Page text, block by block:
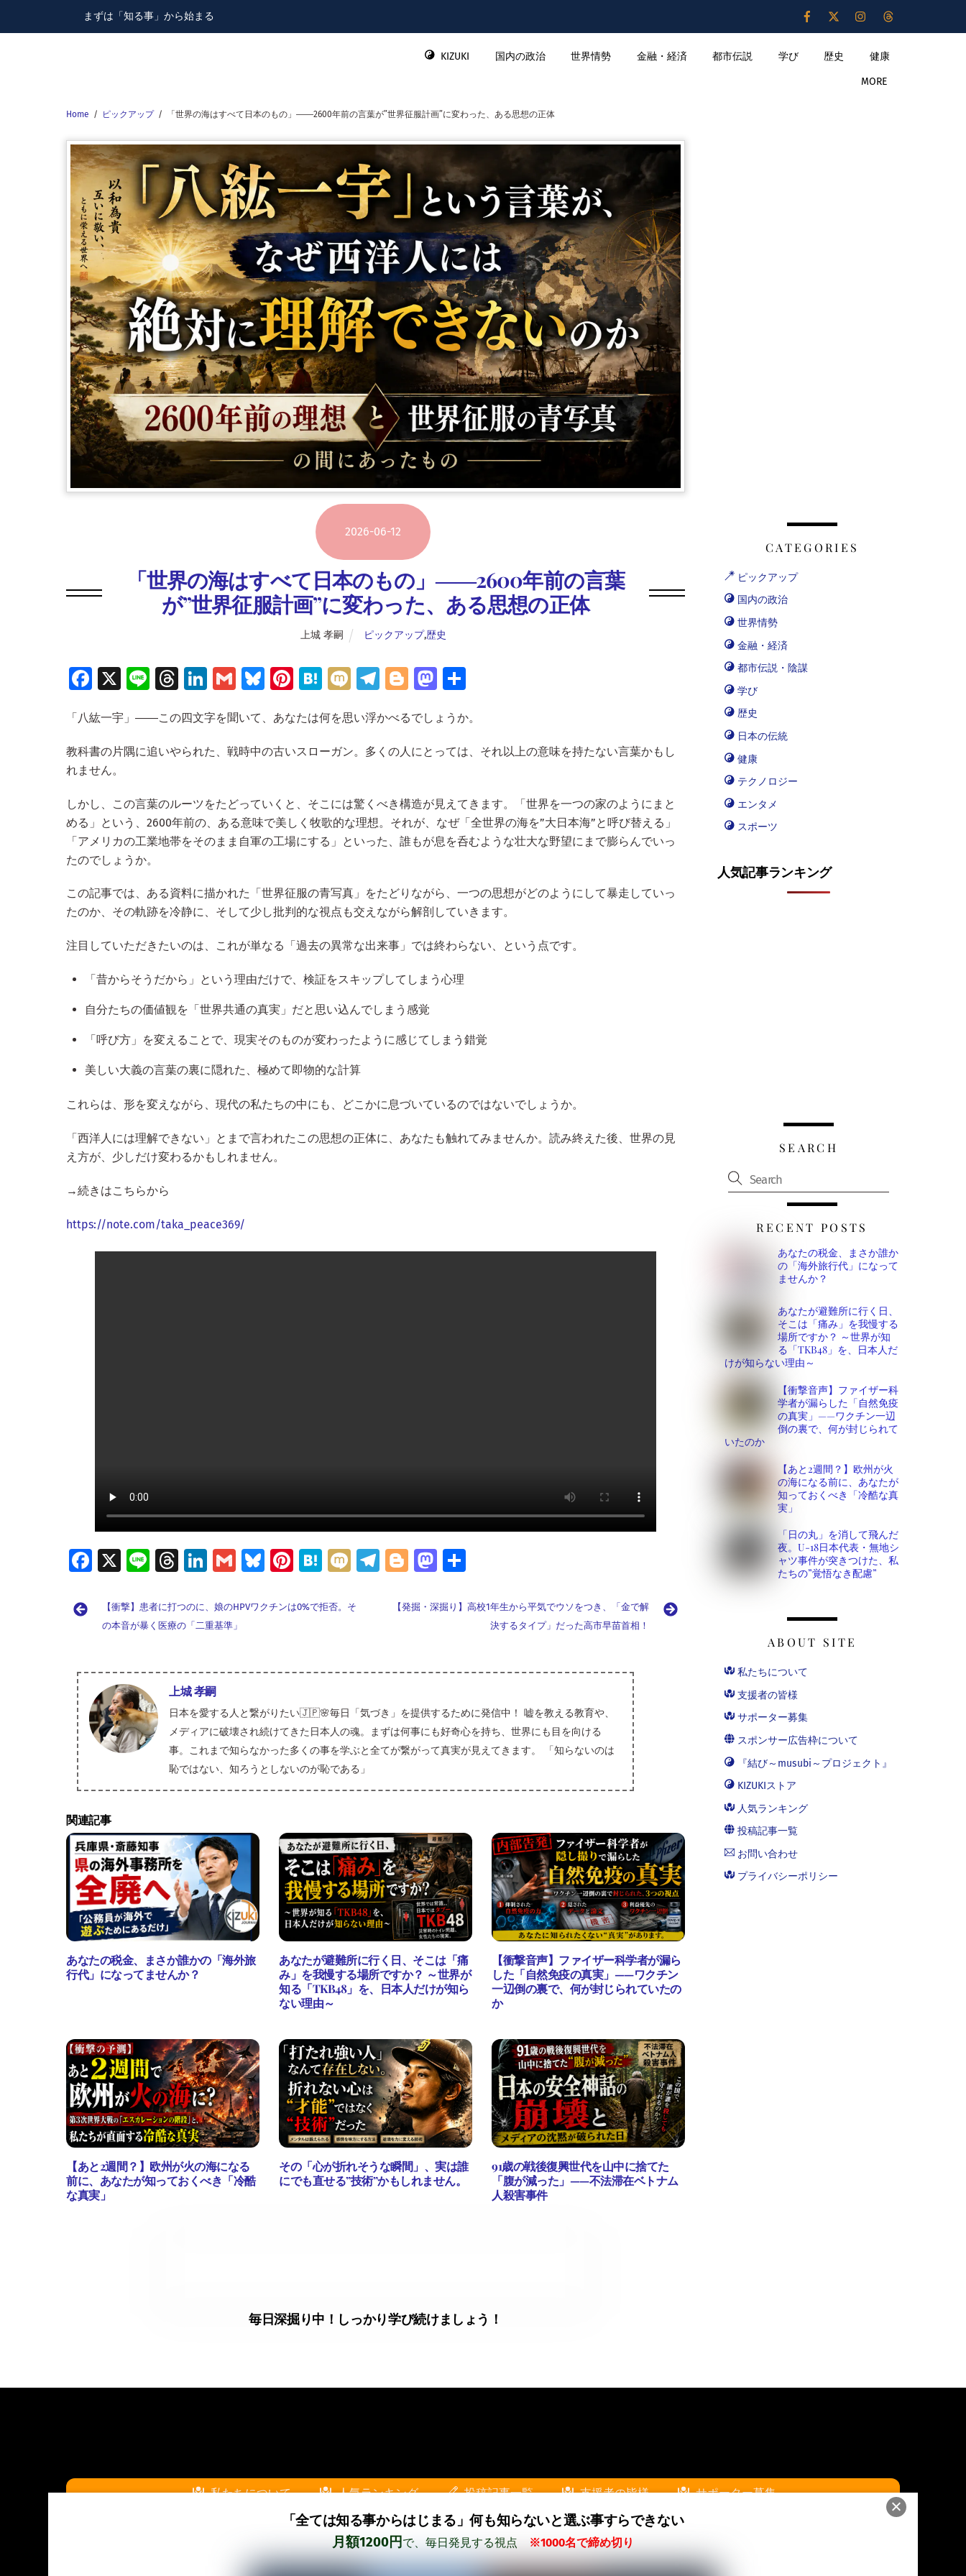
まずは「知る事」から始まる
KIZUKI 国内の政治 世界情勢 金融・経済 都市伝説 学び 歴史 健康
MORE
Home / ピックアップ / 「世界の海はすべて日本のもの」――2600年前の言葉が”世界征服計画”に変わった、ある思想の正体
2026-06-12
「世界の海はすべて日本のもの」――2600年前の言葉
が”世界征服計画”に変わった、ある思想の正体
上城 孝嗣 ピックアップ,歴史
Fa
b
o
o
k
X
Li
e
T
e
a
Li
k
e
n
G
ai
l
Bl
es
ky
Pi
er
es
H
e
n
M
i
Te
gr
a
Bl
g
g
M
to
d
n
「八紘一宇」――この四文字を聞いて、あなたは何を思い浮かべるでしょうか。
教科書の片隅に追いやられた、戦時中の古いスローガン。多くの人にとっては、それ以上の意味を持たない言葉かもし
れません。
しかし、この言葉のルーツをたどっていくと、そこには驚くべき構造が見えてきます。「世界を一つの家のようにまと
める」という、2600年前の、ある意味で美しく牧歌的な理想。それが、なぜ「全世界の海を”大日本海”と呼び替える」
「アメリカの工業地帯をそのまま自軍の工場にする」といった、誰もが息を呑むような壮大な野望にまで膨らんでいっ
たのでしょうか。
この記事では、ある資料に描かれた「世界征服の青写真」をたどりながら、一つの思想がどのようにして暴走していっ
たのか、その軌跡を冷静に、そして少し批判的な視点も交えながら解剖していきます。
注目していただきたいのは、これが単なる「過去の異常な出来事」では終わらない、という点です。
「昔からそうだから」という理由だけで、検証をスキップしてしまう心理
自分たちの価値観を「世界共通の真実」だと思い込んでしまう感覚
「呼び方」を変えることで、現実そのものが変わったように感じてしまう錯覚
美しい大義の言葉の裏に隠れた、極めて即物的な計算
これらは、形を変えながら、現代の私たちの中にも、どこかに息づいているのではないでしょうか。
「西洋人には理解できない」とまで言われたこの思想の正体に、あなたも触れてみませんか。読み終えた後、世界の見
え方が、少しだけ変わるかもしれません。
→続きはこちらから
https://note.com/taka_peace369/
Fa
o
k
X
Li
e
T
e
a
s
Li
k
e
n
G
ai
l
Bl
es
Pi
er
H
e
M
i
Te
gr
Bl
g
M
to
n
【衝撃】患者に打つのに、娘のHPVワクチンは0%で拒否。そ
の本音が暴く医療の「二重基準」
【発掘・深掘り】高校1年生から平気でウソをつき、「金で解
決するタイプ」だった高市早苗首相！
上城 孝嗣
日本を愛する人と繋がりたい🇯🇵🌸毎日「気づき」を提供するために発信中！ 嘘を教える教育や、
メディアに破壊され続けてきた日本人の魂。まずは何事にも好奇心を持ち、世界にも目を向ける
事。これまで知らなかった多くの事を学ぶと全てが繋がって真実が見えてきます。 「知らないのは
恥ではない、知ろうとしないのが恥である」
関連記事
あなたの税金、まさか誰かの「海外旅
行代」になってませんか？
あなたが避難所に行く日、そこは「痛
み」を我慢する場所ですか？ ～世界が
知る「TKB48」を、日本人だけが知ら
ない理由～
【衝撃音声】ファイザー科学者が漏ら
した「自然免疫の真実」——ワクチン
一辺倒の裏で、何が封じられていたの
か
【あと2週間？】欧州が火の海になる
前に、あなたが知っておくべき「冷酷
な真実」
その「心が折れそうな瞬間」、実は誰
にでも直せる”技術”かもしれません。
91歳の戦後復興世代を山中に捨てた
「腹が減った」——不法滞在ベトナム
人殺害事件
毎日深掘り中！しっかり学び続けましょう！
CATEGORIES
ピックアップ
国内の政治
世界情勢
金融・経済
都市伝説・陰謀
学び
歴史
日本の伝統
健康
テクノロジー
エンタメ
スポーツ
人気記事ランキング
SEARCH
RECENT POSTS
あなたの税金、まさか誰か
の「海外旅行代」になって
ませんか？
あなたが避難所に行く日、
そこは「痛み」を我慢する
場所ですか？ ～世界が知
る「TKB48」を、日本人だ
けが知らない理由～
【衝撃音声】ファイザー科
学者が漏らした「自然免疫
の真実」——ワクチン一辺
倒の裏で、何が封じられて
いたのか
【あと2週間？】欧州が火
の海になる前に、あなたが
知っておくべき「冷酷な真
実」
「日の丸」を消して飛んだ
夜。U-18日本代表・無地シ
ャツ事件が突きつけた、私
たちの”覚悟なき配慮”
ABOUT SITE
私たちについて
支援者の皆様
サポーター募集
スポンサー広告枠について
『結び～musubi～プロジェクト』
KIZUKIストア
人気ランキング
投稿記事一覧
お問い合わせ
プライバシーポリシー
私たちについて 人気ランキング 投稿記事一覧 支援者の皆様 サポーター募集
『結び～musubi～プロジェクト』 頑張る人や会社の活動を応援！ KIZUKIストア
お問い合わせ
「全ては知る事からはじまる」何も知らないと選ぶ事すらできない
月額1200円 で、毎日発見する視点 ※1000名で締め切り